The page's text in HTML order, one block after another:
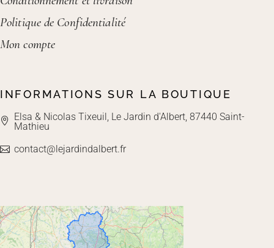
Politique de Confidentialité
Mon compte
INFORMATIONS SUR LA BOUTIQUE
Elsa & Nicolas Tixeuil, Le Jardin d'Albert, 87440 Saint-
Mathieu
contact@lejardindalbert.fr